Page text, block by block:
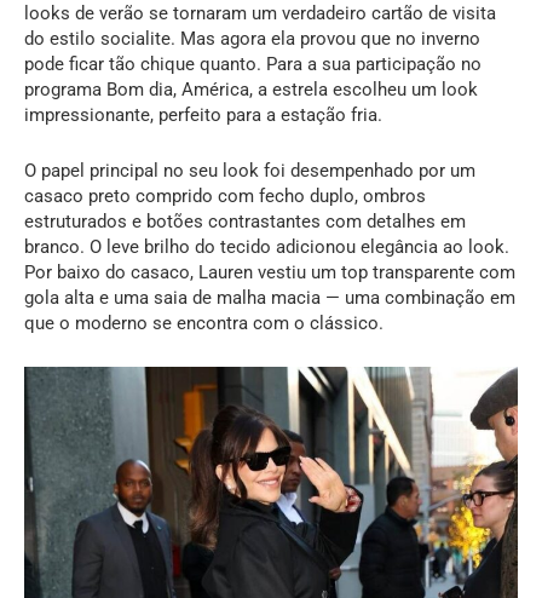
looks de verão se tornaram um verdadeiro cartão de visita
do estilo socialite. Mas agora ela provou que no inverno
pode ficar tão chique quanto. Para a sua participação no
programa Bom dia, América, a estrela escolheu um look
impressionante, perfeito para a estação fria.
O papel principal no seu look foi desempenhado por um
casaco preto comprido com fecho duplo, ombros
estruturados e botões contrastantes com detalhes em
branco. O leve brilho do tecido adicionou elegância ao look.
Por baixo do casaco, Lauren vestiu um top transparente com
gola alta e uma saia de malha macia — uma combinação em
que o moderno se encontra com o clássico.